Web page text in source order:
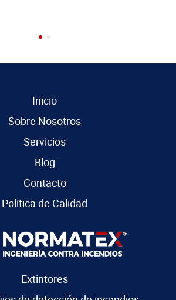
Inicio
Sobre Nosotros
Servicios
Blog
Contacto
Política de Calidad
Extintores